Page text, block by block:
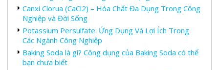
Canxi Clorua (CaCl2) – Hóa Chất Đa Dụng Trong Công
Nghiệp và Đời Sống
Potassium Persulfate: Ứng Dụng Và Lợi Ích Trong
Các Ngành Công Nghiệp
Baking Soda là gì? Công dụng của Baking Soda có thể
bạn chưa biết